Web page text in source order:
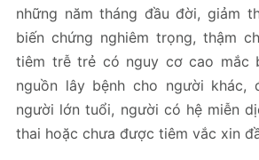
những năm tháng đầu đời, giảm
biến chứng nghiêm trọng, thậm
tiêm trễ trẻ có nguy cơ cao mắc
nguồn lây bệnh cho người khác,
người lớn tuổi, người có hệ miễn
thai hoặc chưa được tiêm vắc xin